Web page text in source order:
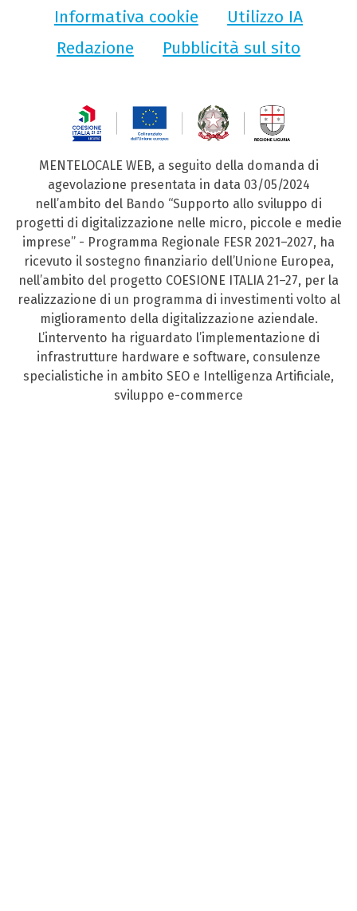
Informativa cookie
Utilizzo IA
Redazione
Pubblicità sul sito
MENTELOCALE WEB, a seguito della domanda di
agevolazione presentata in data 03/05/2024
nell’ambito del Bando “Supporto allo sviluppo di
progetti di digitalizzazione nelle micro, piccole e medie
imprese” - Programma Regionale FESR 2021–2027, ha
ricevuto il sostegno finanziario dell’Unione Europea,
nell’ambito del progetto COESIONE ITALIA 21–27, per la
realizzazione di un programma di investimenti volto al
miglioramento della digitalizzazione aziendale.
L’intervento ha riguardato l’implementazione di
infrastrutture hardware e software, consulenze
specialistiche in ambito SEO e Intelligenza Artificiale,
sviluppo e-commerce